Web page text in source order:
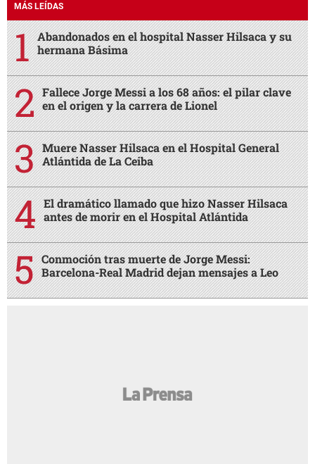
MÁS LEÍDAS
Abandonados en el hospital Nasser Hilsaca y su
hermana Básima
Fallece Jorge Messi a los 68 años: el pilar clave
en el origen y la carrera de Lionel
Muere Nasser Hilsaca en el Hospital General
Atlántida de La Ceiba
El dramático llamado que hizo Nasser Hilsaca
antes de morir en el Hospital Atlántida
Conmoción tras muerte de Jorge Messi:
Barcelona-Real Madrid dejan mensajes a Leo